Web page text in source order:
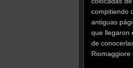
compitiendo
antiguas
que llegaron
de
Riomaggiore